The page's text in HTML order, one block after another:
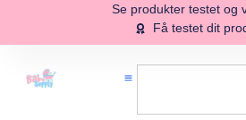
Se produkter testet og
Få testet dit